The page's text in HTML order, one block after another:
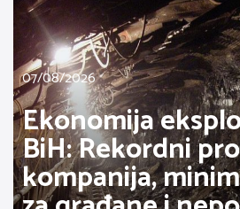
07/08/2026
Ekonomija
BiH: Rekordni
kompanija,